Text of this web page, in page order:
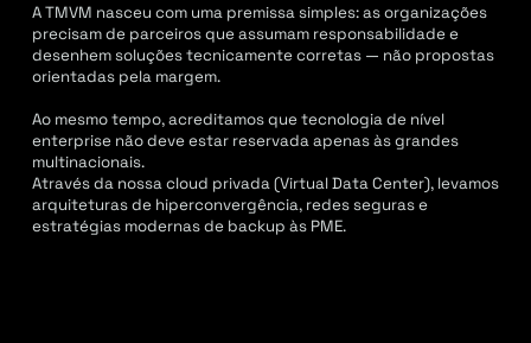
A TMVM nasceu com uma premissa simples: as organizações
precisam de parceiros que assumam responsabilidade e
desenhem soluções tecnicamente corretas — não propostas
orientadas pela margem.
Ao mesmo tempo, acreditamos que tecnologia de nível
enterprise não deve estar reservada apenas às grandes
multinacionais.
Através da nossa cloud privada (Virtual Data Center), levamos
arquiteturas de hiperconvergência, redes seguras e
estratégias modernas de backup às PME.